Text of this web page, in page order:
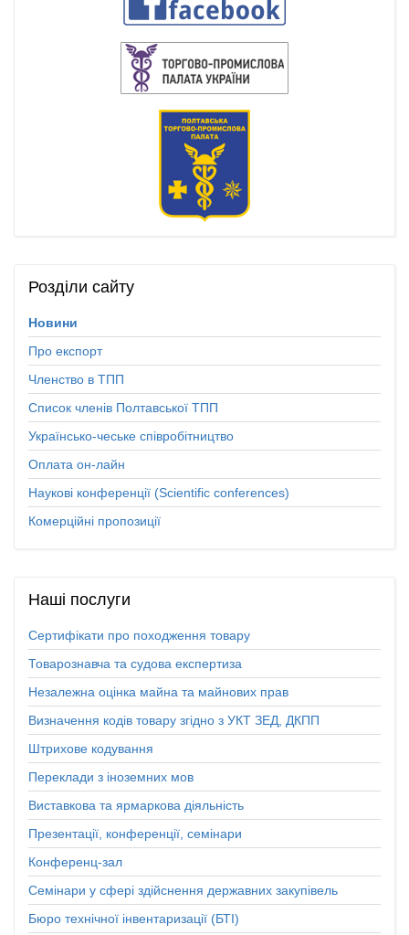
Розділи сайту
Новини
Про експорт
Членство в ТПП
Список членів Полтавської ТПП
Українсько-чеське співробітництво
Оплата он-лайн
Наукові конференції (Scientific conferences)
Комерційні пропозиції
Наші послуги
Сертифікати про походження товару
Товарознавча та судова експертиза
Незалежна оцінка майна та майнових прав
Визначення кодів товару згідно з УКТ ЗЕД, ДКПП
Штрихове кодування
Переклади з іноземних мов
Виставкова та ярмаркова діяльність
Презентації, конференції, семінари
Конференц-зал
Семінари у сфері здійснення державних закупівель
Бюро технічної інвентаризації (БТІ)